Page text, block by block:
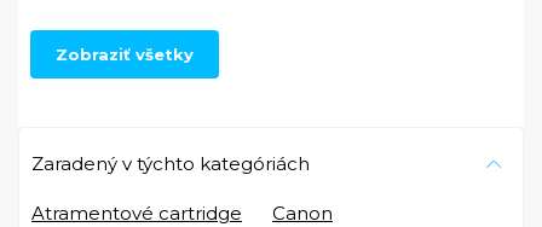
Canon Pixma TS6100
Canon
Canon Pixma TS6150
Canon
Zobraziť všetky
Zaradený v týchto kategóriách
Atramentové cartridge Canon